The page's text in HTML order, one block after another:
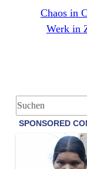
Chaos in
Werk in
S
u